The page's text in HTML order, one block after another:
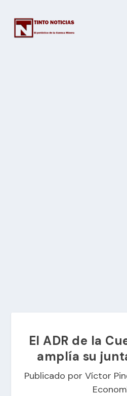
El ADR de la
amplía su
Publicado por Víctor